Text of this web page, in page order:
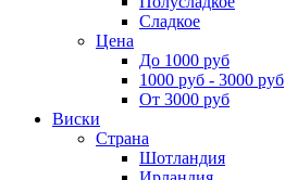
Сладкое
Цена
До 1000 руб
1000 руб - 3000 руб
От 3000 руб
Виски
Страна
Шотландия